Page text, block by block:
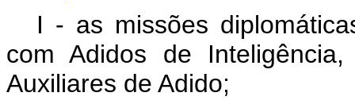
I - as missões
com Adidos de
Auxiliares de Adido;